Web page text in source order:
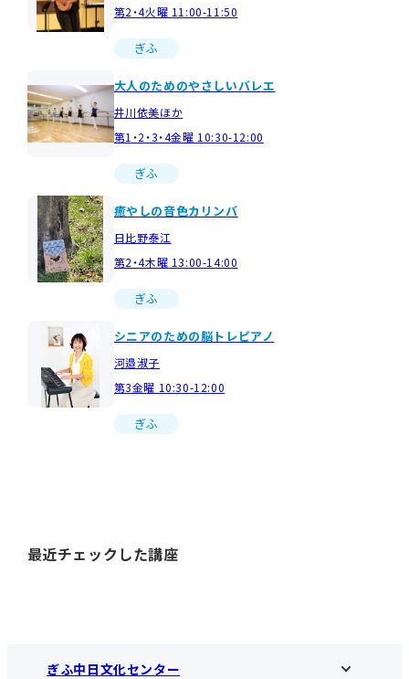
第2・4火曜 11:00-11:50
ぎふ
大人のためのやさしいバレエ
井川依美ほか
第1・2・3・4金曜 10:30-12:00
ぎふ
癒やしの音色カリンバ
日比野泰江
第2・4木曜 13:00-14:00
ぎふ
シニアのための脳トレピアノ
河邉淑子
第3金曜 10:30-12:00
ぎふ
最近チェックした講座
ぎふ中日文化センター